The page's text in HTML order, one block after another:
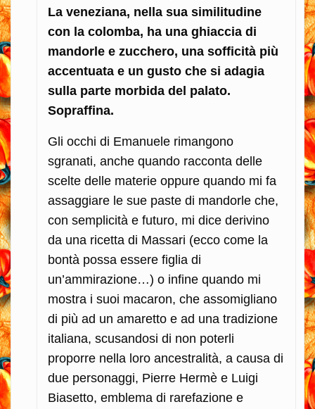
La veneziana, nella sua similitudine
con la colomba, ha una ghiaccia di
mandorle e zucchero, una sofficità più
accentuata e un gusto che si adagia
sulla parte morbida del palato.
Sopraffina.
Gli occhi di Emanuele rimangono
sgranati, anche quando racconta delle
scelte delle materie oppure quando mi fa
assaggiare le sue paste di mandorle che,
con semplicità e futuro, mi dice derivino
da una ricetta di Massari (ecco come la
bontà possa essere figlia di
un’ammirazione…) o infine quando mi
mostra i suoi macaron, che assomigliano
di più ad un amaretto e ad una tradizione
italiana, scusandosi di non poterli
proporre nella loro ancestralità, a causa di
due personaggi, Pierre Hermè e Luigi
Biasetto, emblema di rarefazione e